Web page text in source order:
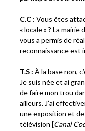
C.C: Vous êtes
« locale » ? La
vous a permis de
reconnaissance est
T.S : À la base non,
Je suis née et ai
de faire mon trou
ailleurs. J’ai
une exposition et de
télévision [Canal